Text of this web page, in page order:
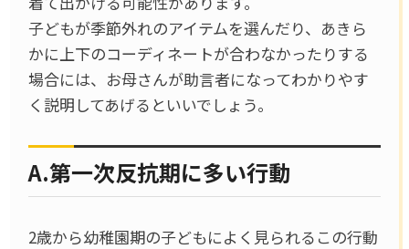
子どもが季節外れのアイテムを選んだり、あきら
かに上下のコーディネートが合わなかったりする
場合には、お母さんが助言者になってわかりやす
く説明してあげるといいでしょう。
A.第一次反抗期に多い行動
2歳から幼稚園期の子どもによく見られるこの行動